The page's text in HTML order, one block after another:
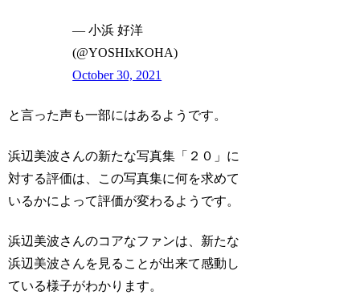
— 小浜 好洋
(@YOSHIxKOHA)
October 30, 2021
と言った声も一部にはあるようです。
浜辺美波さんの新たな写真集「２０」に
対する評価は、この写真集に何を求めて
いるかによって評価が変わるようです。
浜辺美波さんのコアなファンは、新たな
浜辺美波さんを見ることが出来て感動し
ている様子がわかります。